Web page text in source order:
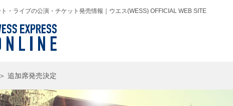
・ライブの公演・チケット発売情報｜ウエス(WESS) OFFICIAL WEB SITE
＞ 追加席発売決定